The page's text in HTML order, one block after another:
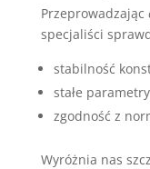
Przeprowadzając
specjaliści
stabilność
stałe
zgodność z
Wyróżnia nas